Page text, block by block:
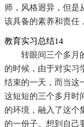
师，风格迥异，但是
该具备的素养和责任
教育实习总结14
转眼间三个多月
的时候，由于对实习
结束的一天，而当这
这短短的三个多月时
的环境，融入了这个
的一份子。想到自己